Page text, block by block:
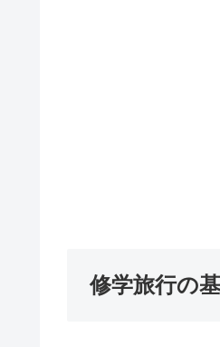
修学旅行の